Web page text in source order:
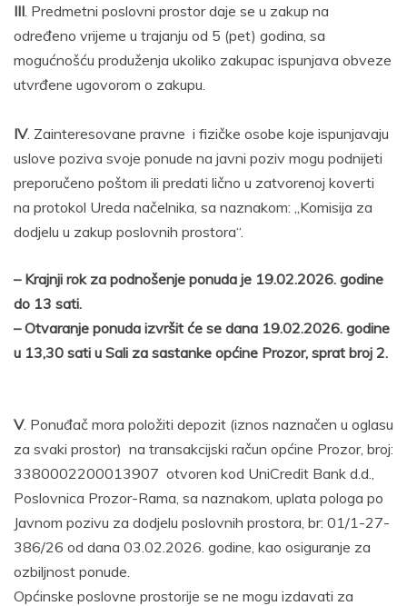
III . Predmetni poslovni prostor daje se u zakup na
određeno vrijeme u trajanju od 5 (pet) godina, sa
mogućnošću produženja ukoliko zakupac ispunjava obveze
utvrđene ugovorom o zakupu.
IV. Zainteresovane pravne i fizičke osobe koje ispunjavaju
uslove poziva svoje ponude na javni poziv mogu podnijeti
preporučeno poštom ili predati lično u zatvorenoj koverti
na protokol Ureda načelnika, sa naznakom: „Komisija za
dodjelu u zakup poslovnih prostora“.
– Krajnji rok za podnošenje ponuda je 19.02.2026. godine
do 13 sati.
– Otvaranje ponuda izvršit će se dana 19.02.2026. godine
u 13,30 sati u Sali za sastanke općine Prozor, sprat broj 2.
V. Ponuđač mora položiti depozit (iznos naznačen u oglasu
za svaki prostor) na transakcijski račun općine Prozor, broj:
3380002200013907 otvoren kod UniCredit Bank d.d.,
Poslovnica Prozor-Rama, sa naznakom, uplata pologa po
Javnom pozivu za dodjelu poslovnih prostora, br: 01/1-27-
386/26 od dana 03.02.2026. godine, kao osiguranje za
ozbiljnost ponude.
Općinske poslovne prostorije se ne mogu izdavati za